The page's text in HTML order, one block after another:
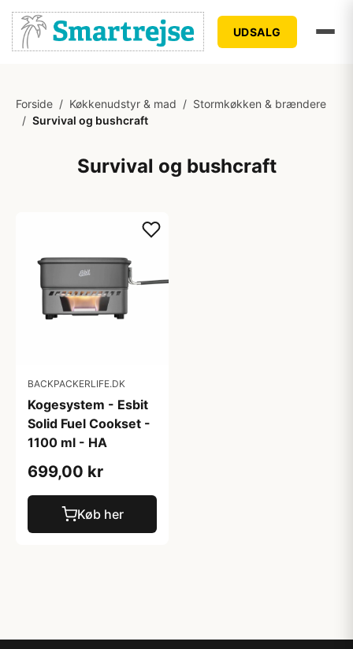
UDSALG
Forside / Køkkenudstyr & mad / Stormkøkken & brændere
/ Survival og bushcraft
Survival og bushcraft
BACKPACKERLIFE.DK
Kogesystem - Esbit
Solid Fuel Cookset -
1100 ml - HA
699,00 kr
Køb her